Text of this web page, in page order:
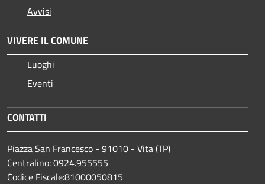
Avvisi
VIVERE IL COMUNE
Luoghi
Eventi
CONTATTI
Piazza San Francesco - 91010 - Vita (TP)
Centralino: 0924.955555
Codice Fiscale:81000050815